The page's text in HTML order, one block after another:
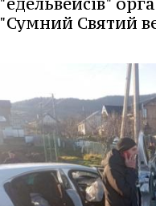
"Сумний Святий